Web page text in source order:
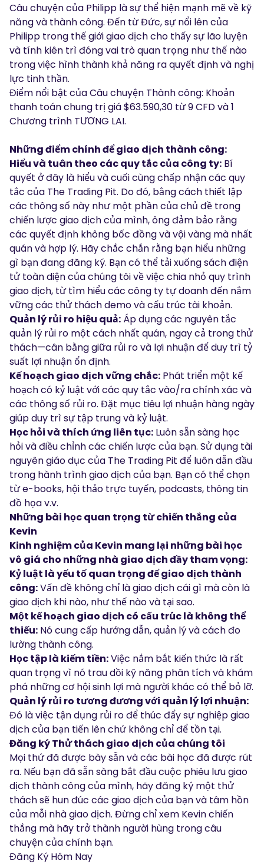
Câu chuyện của Philipp là sự thể hiện mạnh mẽ về kỹ
năng và thành công. Đến từ Đức, sự nổi lên của
Philipp trong thế giới giao dịch cho thấy sự lão luyện
và tính kiên trì đóng vai trò quan trọng như thế nào
trong việc hình thành khả năng ra quyết định và nghị
lực tinh thần.
Điểm nổi bật của Câu chuyện Thành công: Khoản
thanh toán chung trị giá $63.590,30 từ 9 CFD và 1
Chương trình TƯƠNG LAI.
Những điểm chính để giao dịch thành công:
Hiểu và tuân theo các quy tắc của công ty: Bí
quyết ở đây là hiểu và cuối cùng chấp nhận các quy
tắc của The Trading Pit. Do đó, bằng cách thiết lập
các thông số này như một phần của chủ đề trong
chiến lược giao dịch của mình, ông đảm bảo rằng
các quyết định không bốc đồng và vội vàng mà nhất
quán và hợp lý. Hãy chắc chắn rằng bạn hiểu những
gì bạn đang đăng ký. Bạn có thể tải xuốngsách điện
tửtoàn diện của chúng tôi về việc chia nhỏ quy trình
giao dịch, từ tìm hiểu các công ty tự doanh đến nắm
vững các thử thách demo và cấu trúc tài khoản.
Quản lý rủi ro hiệu quả: Áp dụng các nguyên tắc
quản lý rủi ro một cách nhất quán, ngay cả trong thử
thách—cân bằng giữa rủi ro và lợi nhuận để duy trì tỷ
suất lợi nhuận ổn định.
Kế hoạch giao dịch vững chắc: Phát triển một kế
hoạch có kỷ luật với các quy tắc vào/ra chính xác và
các thông số rủi ro. Đặt mục tiêu lợi nhuận hàng ngày
giúp duy trì sự tập trung và kỷ luật.
Học hỏi và thích ứng liên tục: Luôn sẵn sàng học
hỏi và điều chỉnh các chiến lược của bạn. Sử dụng tài
nguyên giáo dục của The Trading Pit để luôn dẫn đầu
trong hành trình giao dịch của bạn. Bạn có thể chọn
từe-books, hội thảo trực tuyến, podcasts, thông tin
đồ họav.v.
Những bài học quan trọng từ chiến thắng của
Kevin
Kinh nghiệm của Kevin mang lại những bài học
vô giá cho những nhà giao dịch đầy tham vọng:
Kỷ luật là yếu tố quan trọng để giao dịch thành
công:Vấn đề không chỉ là giao dịch cái gì mà còn là
giao dịch khi nào, như thế nào và tại sao.
Một kế hoạch giao dịch có cấu trúc là không thể
thiếu: Nó cung cấp hướng dẫn, quản lý và cách đo
lường thành công.
Học tập là kiếm tiền:Việc nắm bắt kiến thức là rất
quan trọng vì nó trau dồi kỹ năng phân tích và khám
phá những cơ hội sinh lợi mà người khác có thể bỏ lỡ.
Quản lý rủi ro tương đương với quản lý lợi nhuận:
Đó là việc tận dụng rủi ro để thúc đẩy sự nghiệp giao
dịch của bạn tiến lên chứ không chỉ để tồn tại.
Đăng ký Thử thách giao dịch của chúng tôi
Mọi thứ đã được bày sẵn và các bài học đã được rút
ra. Nếu bạn đã sẵn sàng bắt đầu cuộc phiêu lưu giao
dịch thành công của mình, hãy đăng ký một thử
thách sẽ hun đúc các giao dịch của bạn và tâm hồn
của mỗi nhà giao dịch. Đừng chỉ xem Kevin chiến
thắng mà hãy trở thành người hùng trong câu
chuyện của chính bạn.
Đăng Ký Hôm Nay